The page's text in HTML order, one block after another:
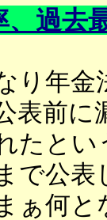
、過去
り年金
表前に
たとい
で公表
ぁ何と